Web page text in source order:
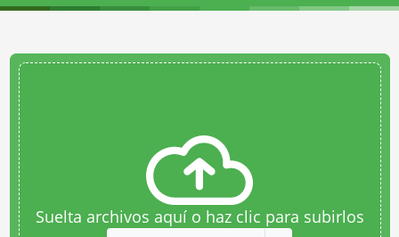
Suelta archivos aquí o haz clic para subirlos